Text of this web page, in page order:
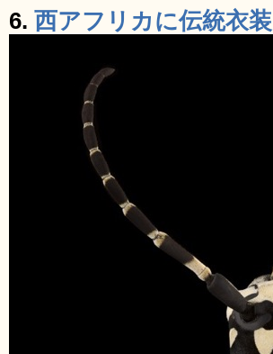
6. 西アフリカに伝統衣装